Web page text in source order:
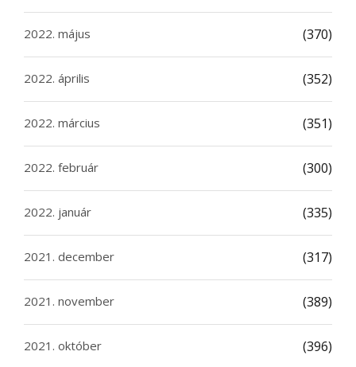
2022. május (370)
2022. április (352)
2022. március (351)
2022. február (300)
2022. január (335)
2021. december (317)
2021. november (389)
2021. október (396)